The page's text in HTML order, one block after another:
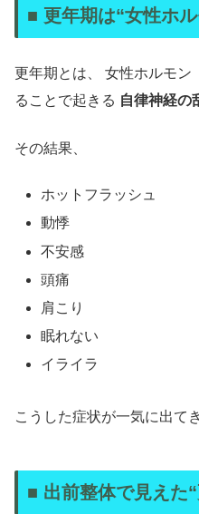
■ 更年期は“女性ホ
更年期とは、 女性ホルモン
ることで起きる 自律神経の
その結果、
ホットフラッシュ
動悸
不安感
頭痛
肩こり
眠れない
イライラ
こうした症状が一気に出て
■ 出前整体で見えた